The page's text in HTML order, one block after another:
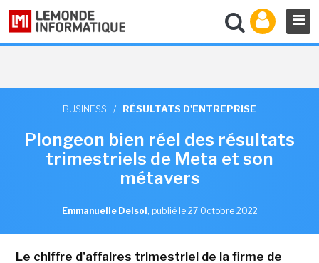
BUSINESS / RÉSULTATS D'ENTREPRISE
Plongeon bien réel des résultats
trimestriels de Meta et son
métavers
Emmanuelle Delsol , publié le 27 Octobre 2022
Le chiffre d'affaires trimestriel de la firme de